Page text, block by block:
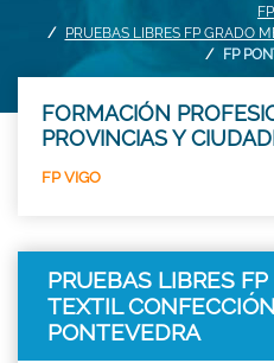
FP
PRUEBAS LIBRES FP GRADO
FP
FORMACIÓN
PROVINCIAS Y
FP VIGO
PRUEBAS LIBRES
TEXTIL
PONTEVEDRA